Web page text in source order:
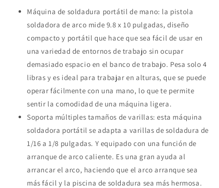
Máquina de soldadura portátil de mano: la pistola
soldadora de arco mide 9.8 x 10 pulgadas, diseño
compacto y portátil que hace que sea fácil de usar en
una variedad de entornos de trabajo sin ocupar
demasiado espacio en el banco de trabajo. Pesa solo 4
libras y es ideal para trabajar en alturas, que se puede
operar fácilmente con una mano, lo que te permite
sentir la comodidad de una máquina ligera.
Soporta múltiples tamaños de varillas: esta máquina
soldadora portátil se adapta a varillas de soldadura de
1/16 a 1/8 pulgadas. Y equipado con una función de
arranque de arco caliente. Es una gran ayuda al
arrancar el arco, haciendo que el arco arranque sea
más fácil y la piscina de soldadura sea más hermosa.